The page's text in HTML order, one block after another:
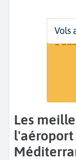
Dates
1
Vols
Les meilleurs prix Volotea à